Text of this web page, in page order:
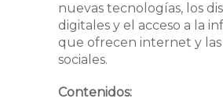
nuevas tecnologías, los
digitales y el acceso a la
que ofrecen internet y
sociales.
Contenidos: